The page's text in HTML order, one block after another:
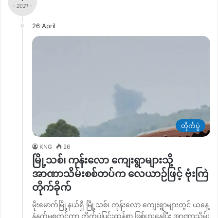
- 2021 -
26 April
တိုက်ပွဲ
KNG 26
မြို့သစ်၊ ကုန်းလော ကျေးရွာများသို့
အာဏာသိမ်းစစ်တပ်က လေယာဉ်ဖြင့် ဗုံးကြဲ
တိုက်ခိုက်
မိုးမောက်မြို့နယ်ရှိ မြို့သစ်၊ ကုန်းလော ကျေးရွာများတွင် ယနေ့
နံနက်မှစတင်ကာ တိုက်ပွဲပြင်းထန်စွာ ဖြစ်ပွားနေပြီး အာဏာသိမ်း